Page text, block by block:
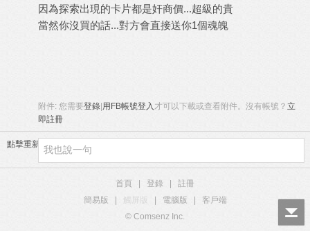
因為探索出現的卡片都是奸商價...超級的貴
當然你沒買的話...對方會直接送你1個魂魄
附件: 您需要登錄 用FB帳號登入 才可以下載或查看附件。沒有帳號？ 立
即註冊
點擊重新加載
首頁 登錄
註冊
簡易版
電腦版
客戶端
© Comsenz Inc.